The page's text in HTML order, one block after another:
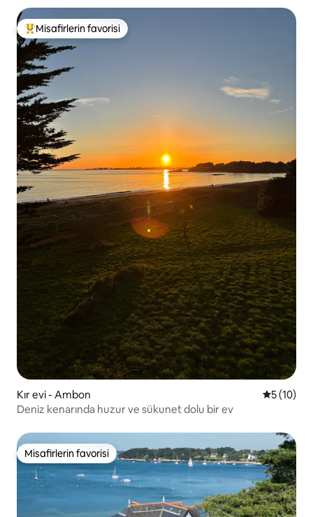
Misafirlerin favorilerinden en beğenilenler arasında
Misafirlerin favorisi
Kır evi - Ambon 55 (10)
Deniz kenarında huzur ve sükunet dolu bir ev
Misafirlerin favorisi
Misafirlerin favorisi